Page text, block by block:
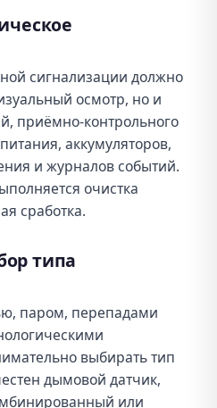
сигнализации должно
осмотр, но и
приёмно-контрольного
аккумуляторов,
и журналов событий.
очистка
сработка.
типа
паром, перепадами
выбирать тип
дымовой датчик,
или